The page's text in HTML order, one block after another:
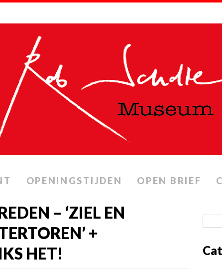
OPENINGSTIJDEN OPEN BRIEF
– ‘ZIEL EN
+
HET!